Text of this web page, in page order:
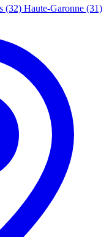
(32) Haute-Garonne (31)